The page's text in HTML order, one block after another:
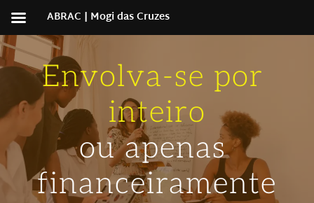
Envolva-se por
inteiro
ou apenas
financeiramente
ABRAC | Mogi das Cruzes